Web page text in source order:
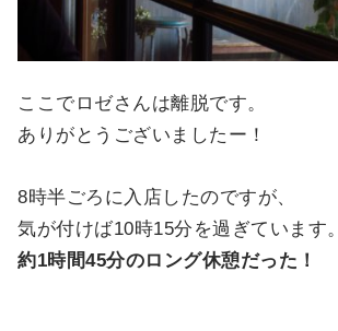
ここでロゼさんは離脱です。
ありがとうございましたー！
8時半ごろに入店したのですが、
気が付けば10時15分を過ぎています。
約1時間45分のロング休憩だった！